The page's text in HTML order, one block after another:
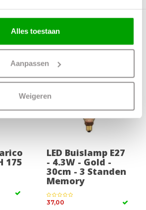
Alles toestaan
Aanpassen
Weigeren
uit deze serie
175
LED Buislamp E27
- 4.3W - Gold -
30cm - 3 Standen
Memory
37,00